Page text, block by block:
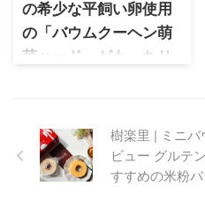
の希少な平飼い卵使用
の「バウムクーヘン萌
芽ハード」がもっちり
半澤鶏卵直営の平飼い卵を贅
沢に使用したしっとり食感が
魅力のスイーツです。
樹楽里 | ミニバ
ビュー グルテ
すすめの米粉